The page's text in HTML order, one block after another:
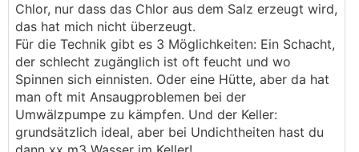
Chlor, nur dass das Chlor aus dem Salz erzeugt wird,
das hat mich nicht überzeugt.
Für die Technik gibt es 3 Möglichkeiten: Ein Schacht,
der schlecht zugänglich ist oft feucht und wo
Spinnen sich einnisten. Oder eine Hütte, aber da hat
man oft mit Ansaugproblemen bei der
Umwälzpumpe zu kämpfen. Und der Keller:
grundsätzlich ideal, aber bei Undichtheiten hast du